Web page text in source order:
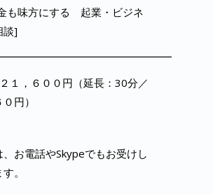
も味方にする 起業・ビジネ
談]
１，６００円（延長：30分／
円）
、お電話やSkypeでもお受けし
。